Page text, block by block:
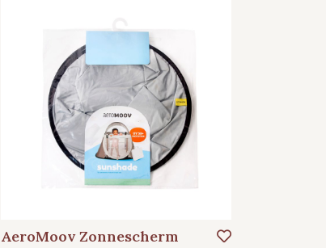
AeroMoov Zonnescherm